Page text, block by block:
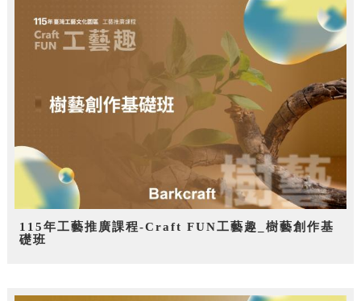
115年工藝推廣課程-Craft FUN工藝趣_樹藝創作基
礎班